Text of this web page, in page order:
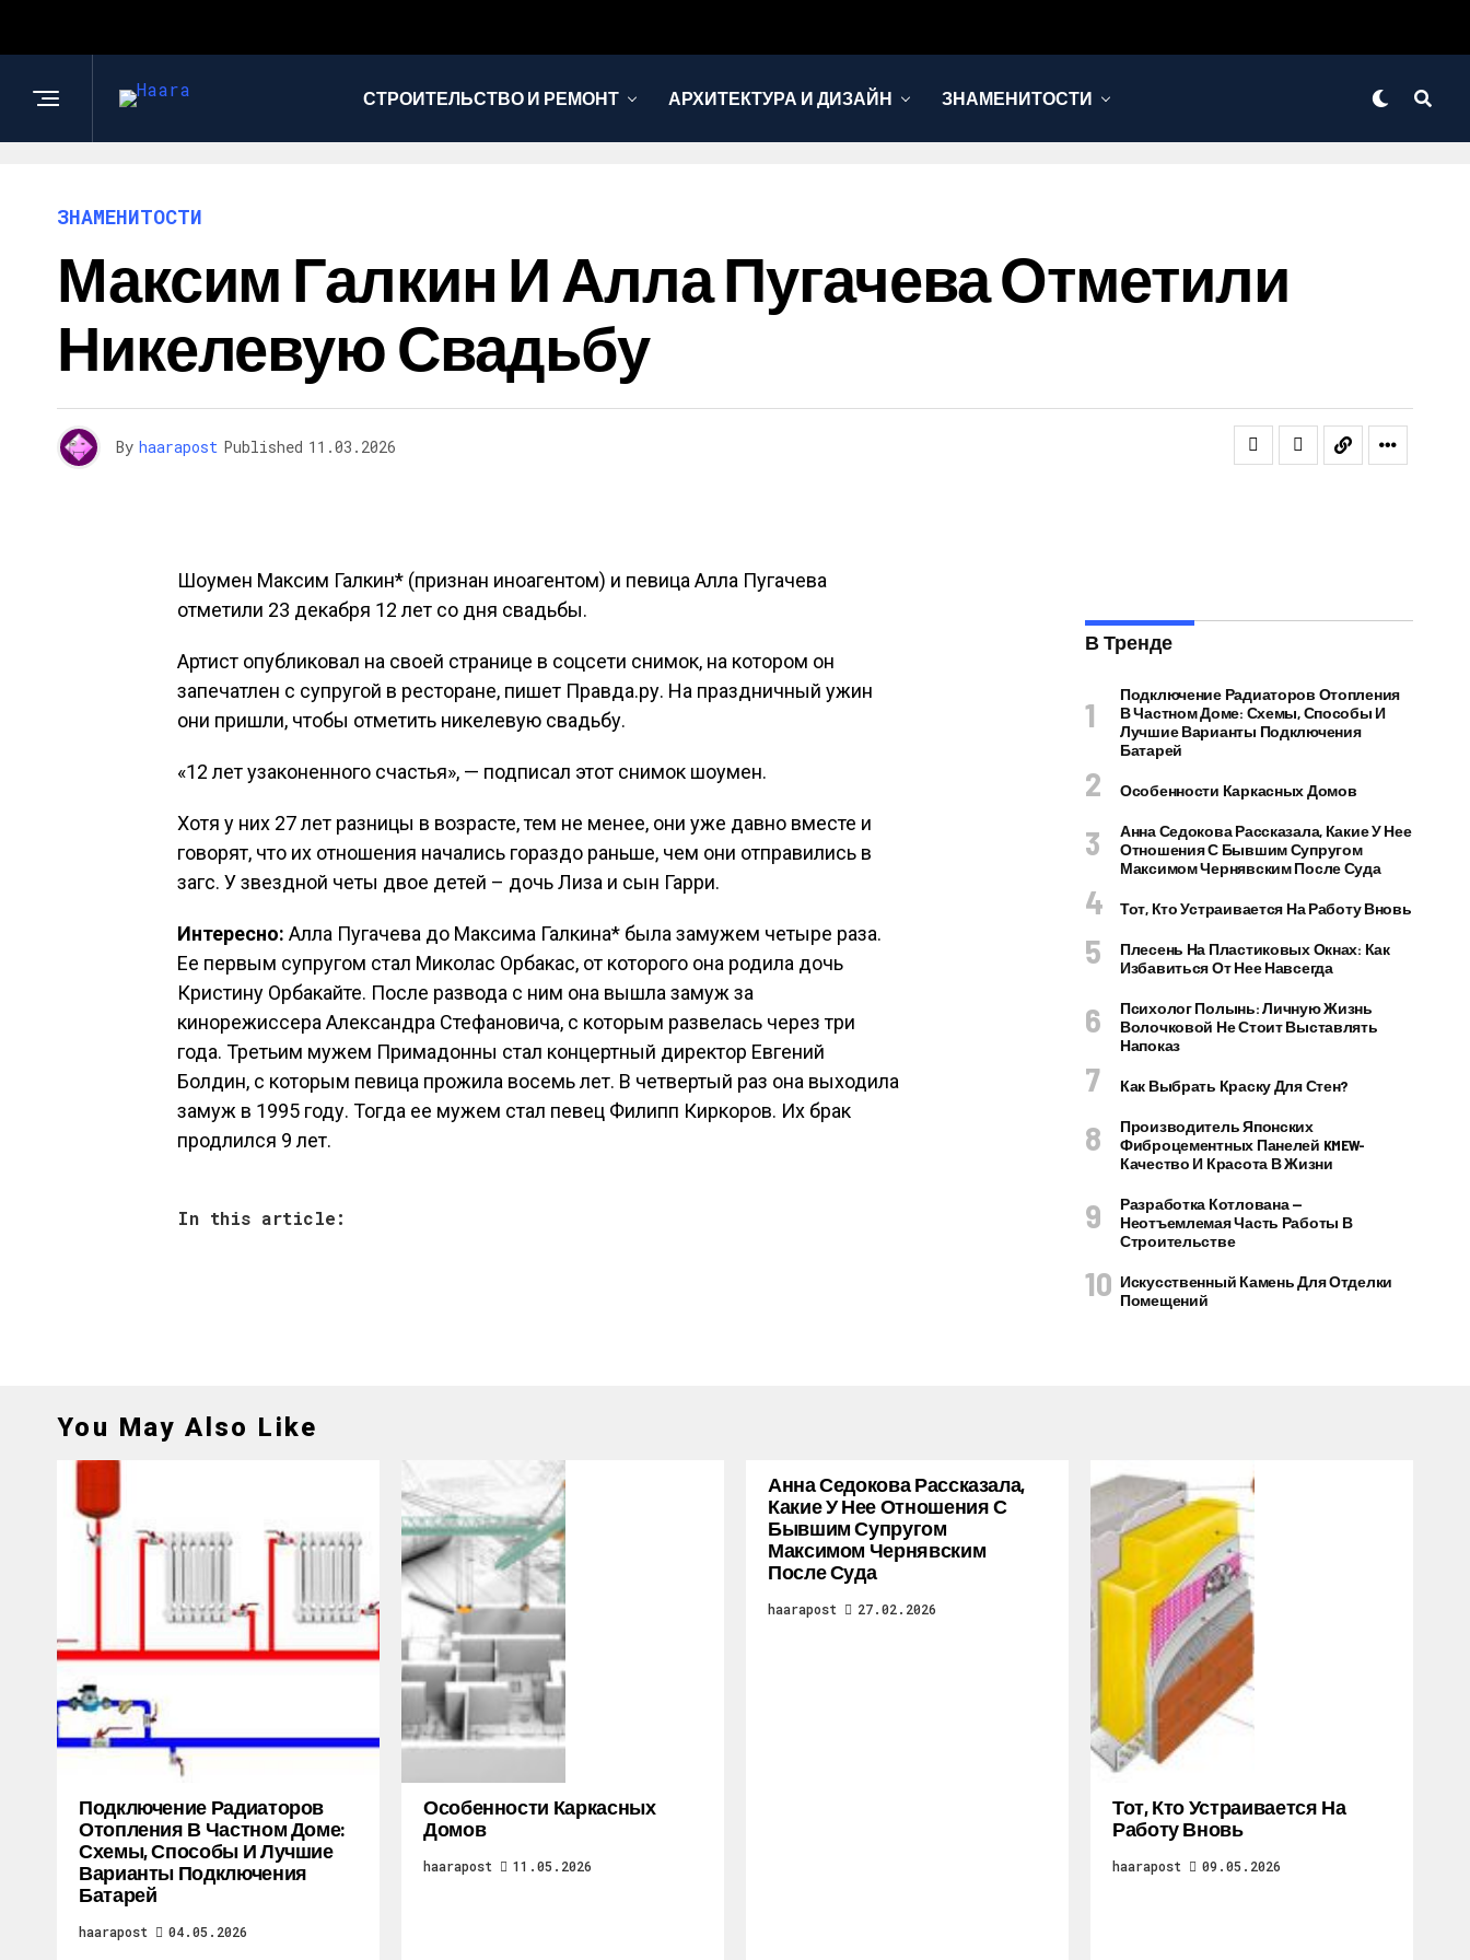
СТРОИТЕЛЬСТВО И РЕМОНТ АРХИТЕКТУРА И ДИЗАЙН ЗНАМЕНИТОСТИ
ЗНАМЕНИТОСТИ
Максим Галкин И Алла Пугачева Отметили
Никелевую Свадьбу
By haarapost Published 11.03.2026
Шоумен Максим Галкин* (признан иноагентом) и певица Алла Пугачева
отметили 23 декабря 12 лет со дня свадьбы.
Артист опубликовал на своей странице в соцсети снимок, на котором он
запечатлен с супругой в ресторане, пишет Правда.ру. На праздничный ужин
они пришли, чтобы отметить никелевую свадьбу.
«12 лет узаконенного счастья», — подписал этот снимок шоумен.
Хотя у них 27 лет разницы в возрасте, тем не менее, они уже давно вместе и
говорят, что их отношения начались гораздо раньше, чем они отправились в
загс. У звездной четы двое детей – дочь Лиза и сын Гарри.
Интересно: Алла Пугачева до Максима Галкина* была замужем четыре раза.
Ее первым супругом стал Миколас Орбакас, от которого она родила дочь
Кристину Орбакайте. После развода с ним она вышла замуж за
кинорежиссера Александра Стефановича, с которым развелась через три
года. Третьим мужем Примадонны стал концертный директор Евгений
Болдин, с которым певица прожила восемь лет. В четвертый раз она выходила
замуж в 1995 году. Тогда ее мужем стал певец Филипп Киркоров. Их брак
продлился 9 лет.
In this article:
В Тренде
Подключение Радиаторов Отопления
В Частном Доме: Схемы, Способы И
Лучшие Варианты Подключения
Батарей
Особенности Каркасных Домов
Анна Седокова Рассказала, Какие У Нее
Отношения С Бывшим Супругом
Максимом Чернявским После Суда
Тот, Кто Устраивается На Работу Вновь
Плесень На Пластиковых Окнах: Как
Избавиться От Нее Навсегда
Психолог Полынь: Личную Жизнь
Волочковой Не Стоит Выставлять
Напоказ
Как Выбрать Краску Для Стен?
Производитель Японских
Фиброцементных Панелей KMEW-
Качество И Красота В Жизни
Разработка Котлована —
Неотъемлемая Часть Работы В
Строительстве
Искусственный Камень Для Отделки
Помещений
You May Also Like
Подключение Радиаторов
Отопления В Частном Доме:
Схемы, Способы И Лучшие
Варианты Подключения
Батарей
haarapost 04.05.2026
Особенности Каркасных
Домов
haarapost 11.05.2026
Анна Седокова Рассказала,
Какие У Нее Отношения С
Бывшим Супругом
Максимом Чернявским
После Суда
haarapost 27.02.2026
Тот, Кто Устраивается На
Работу Вновь
haarapost 09.05.2026